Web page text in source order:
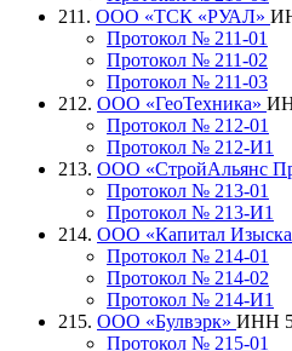
211. ООО «ТСК «РУАЛ»
Протокол № 211-01
Протокол № 211-02
Протокол № 211-03
212. ООО «ГеоТехника»
Протокол № 212-01
Протокол № 212-И1
213. ООО «СтройАльянс
Протокол № 213-01
Протокол № 213-И1
214. ООО «Капитал
Протокол № 214-01
Протокол № 214-02
Протокол № 214-И1
215. ООО «Булвэрк» ИНН
Протокол № 215-01